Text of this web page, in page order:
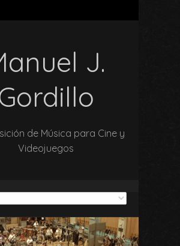
J.
de Música para Cine y
Videojuegos